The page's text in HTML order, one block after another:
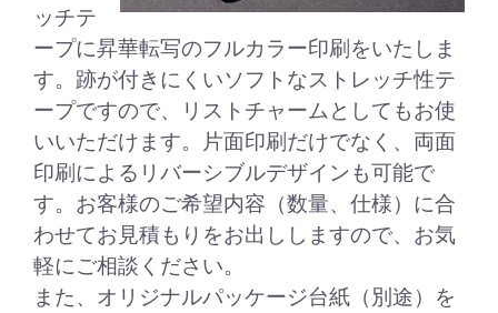
ッチテ
ープに昇華転写のフルカラー印刷をいたしま
す。跡が付きにくいソフトなストレッチ性テ
ープですので、リストチャームとしてもお使
いいただけます。片面印刷だけでなく、両面
印刷によるリバーシブルデザインも可能で
す。お客様のご希望内容（数量、仕様）に合
わせてお見積もりをお出ししますので、お気
軽にご相談ください。
また、オリジナルパッケージ台紙（別途）を